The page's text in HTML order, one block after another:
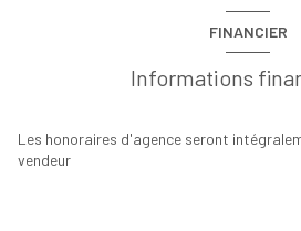
FINANCIER
Informations
Les honoraires d'agence seront
vendeur